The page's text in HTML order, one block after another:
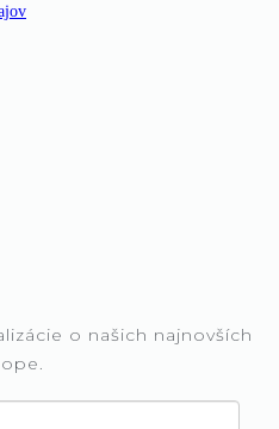
o našich najnovších